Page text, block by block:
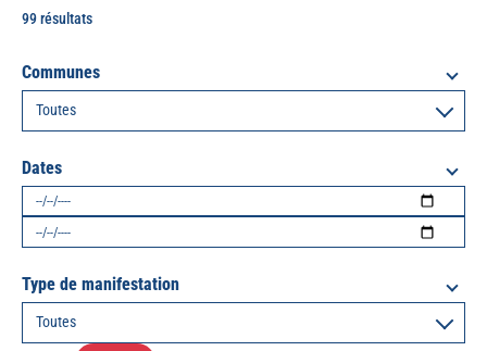
Communes
Dates
Type de manifestation
99 résultats